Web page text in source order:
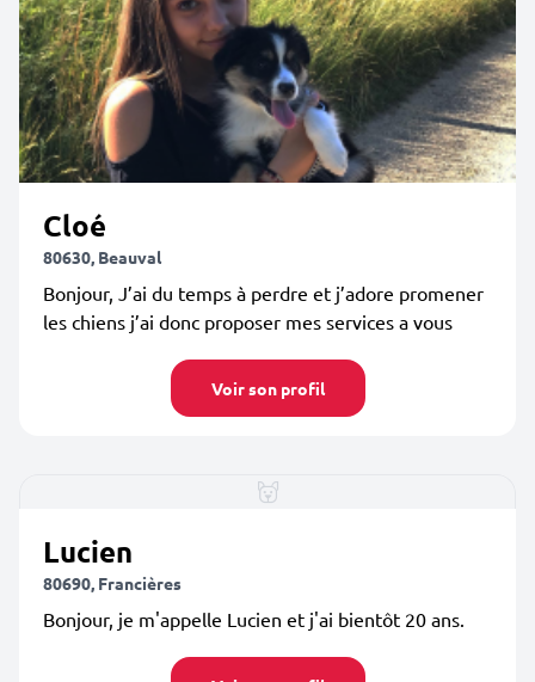
Cloé
80630, Beauval
Bonjour, J’ai du temps à perdre et j’adore promener
les chiens j’ai donc proposer mes services a vous
Voir son profil
Lucien
80690, Francières
Bonjour, je m'appelle Lucien et j'ai bientôt 20 ans.